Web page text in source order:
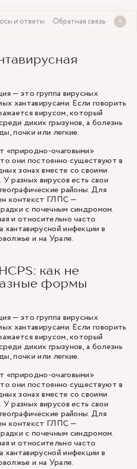
и ответы Обратная связь
— это группа вирусных
хантавирусами. Если говорить
вирусом, который
диких грызунов, а болезнь
почки или легкие.
«природно-очаговыми»
они постоянно существуют в
зонах вместе со своими
разных вирусов есть свои
районы. Для
контекст ГЛПС —
с почечным синдромом.
и относительно часто
хантавирусной инфекции в
и на Урале.
как не
формы
— это группа вирусных
хантавирусами. Если говорить
вирусом, который
диких грызунов, а болезнь
почки или легкие.
«природно-очаговыми»
они постоянно существуют в
зонах вместе со своими
разных вирусов есть свои
районы. Для
контекст ГЛПС —
с почечным синдромом.
и относительно часто
хантавирусной инфекции в
и на Урале.